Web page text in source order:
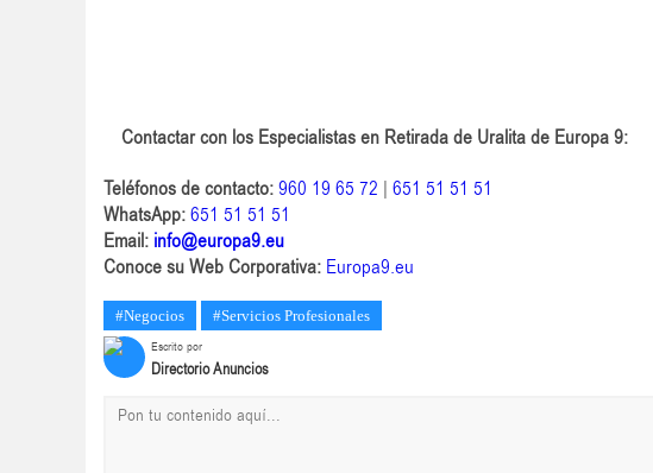
Contactar con los Especialistas en Retirada de Uralita de Europa 9:
Teléfonos de contacto:960 19 65 72 | 651 51 51 51
WhatsApp:651 51 51 51
Email: info@europa9.eu
Conoce su Web Corporativa: Europa9.eu
#Negocios #Servicios Profesionales
Escrito por
Directorio Anuncios